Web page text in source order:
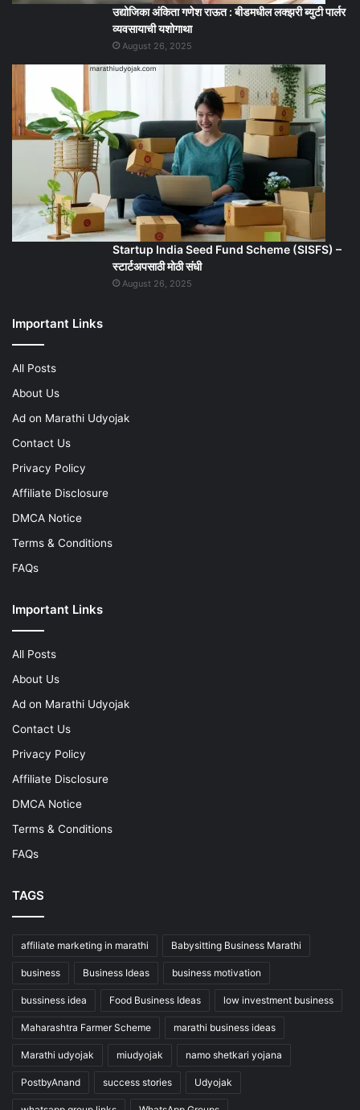
उद्योजिका अंकिता गणेश राऊत : बीडमधील लक्झरी ब्युटी पार्लर
व्यवसायाची यशोगाथा
August 26, 2025
Startup India Seed Fund Scheme (SISFS) –
स्टार्टअपसाठी मोठी संधी
August 26, 2025
Important Links
All Posts
About Us
Ad on Marathi Udyojak
Contact Us
Privacy Policy
Affiliate Disclosure
DMCA Notice
Terms & Conditions
FAQs
Important Links
All Posts
About Us
Ad on Marathi Udyojak
Contact Us
Privacy Policy
Affiliate Disclosure
DMCA Notice
Terms & Conditions
FAQs
TAGS
affiliate marketing in marathi Babysitting Business Marathi
business Business Ideas business motivation
bussiness idea Food Business Ideas low investment business
Maharashtra Farmer Scheme marathi business ideas
Marathi udyojak miudyojak namo shetkari yojana
PostbyAnand success stories Udyojak